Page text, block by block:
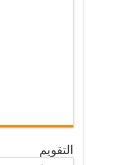
التقويم